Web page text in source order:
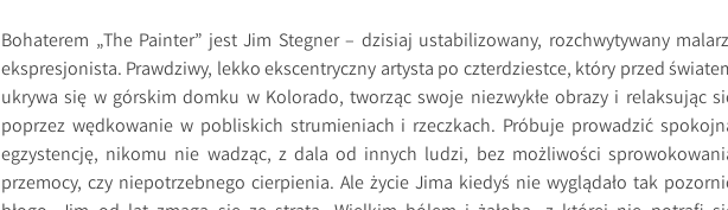
Bohaterem „The Painter” jest Jim Stegner – dzisiaj ustabilizowany, rozchwytywany
ekspresjonista. Prawdziwy, lekko ekscentryczny artysta po czterdziestce, który przed
ukrywa się w górskim domku w Kolorado, tworząc swoje niezwykłe obrazy i relaksując
poprzez wędkowanie w pobliskich strumieniach i rzeczkach. Próbuje prowadzić
egzystencję, nikomu nie wadząc, z dala od innych ludzi, bez możliwości
przemocy, czy niepotrzebnego cierpienia. Ale życie Jima kiedyś nie wyglądało tak